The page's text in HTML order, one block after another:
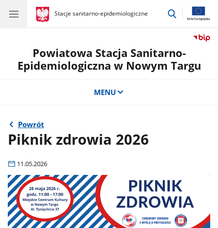
gov.pl
Stacje sanitarno-epidemiologiczne
gov.pl
Stacje
przejdź
Powiatowa Stacja Sanitarno-
Epidemiologiczna w Nowym Targu
MENU
Powrót
Piknik zdrowia 2026
11.05.2026